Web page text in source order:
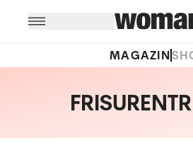
MAGAZIN